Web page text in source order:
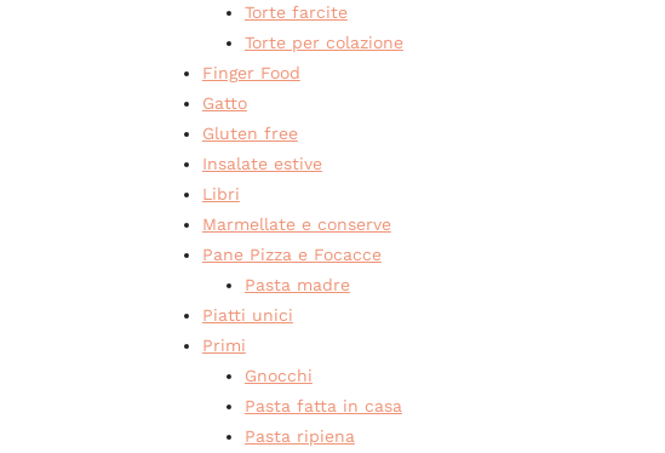
Torte farcite
Torte per colazione
Finger Food
Gatto
Gluten free
Insalate estive
Libri
Marmellate e conserve
Pane Pizza e Focacce
Pasta madre
Piatti unici
Primi
Gnocchi
Pasta fatta in casa
Pasta ripiena